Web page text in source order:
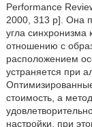
Performance
2000, 313 p]. Она
угла синхронизма
отношению с
расположением
устраняется при
стоимость, а
настройки, при